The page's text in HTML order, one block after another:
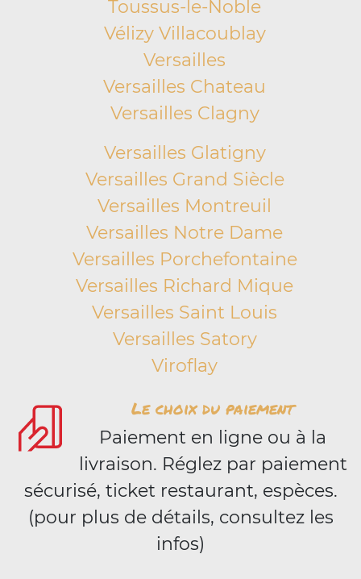
Toussus-le-Noble
Vélizy Villacoublay
Versailles
Versailles Chateau
Versailles Clagny
Versailles Glatigny
Versailles Grand Siècle
Versailles Montreuil
Versailles Notre Dame
Versailles Porchefontaine
Versailles Richard Mique
Versailles Saint Louis
Versailles Satory
Viroflay
Le choix du paiement
Paiement en ligne ou à la
livraison. Réglez par paiement
sécurisé, ticket restaurant, espèces.
(pour plus de détails, consultez les
infos)